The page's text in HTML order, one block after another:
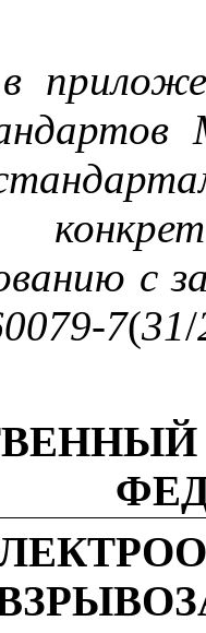
в
с
-7(31/